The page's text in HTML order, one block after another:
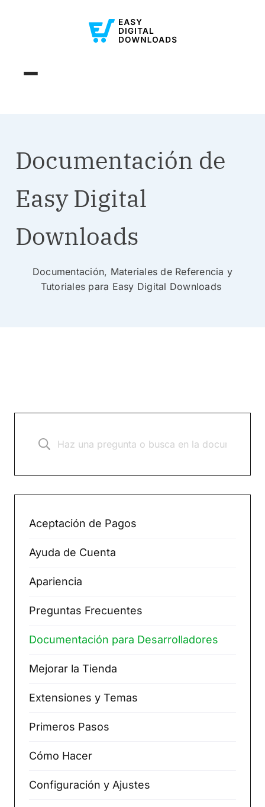
Documentación de
Easy Digital
Downloads
Documentación, Materiales de Referencia y
Tutoriales para Easy Digital Downloads
Aceptación de Pagos
Ayuda de Cuenta
Apariencia
Preguntas Frecuentes
Documentación para Desarrolladores
Mejorar la Tienda
Extensiones y Temas
Primeros Pasos
Cómo Hacer
Configuración y Ajustes